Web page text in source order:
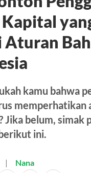
Aturan
kamu bahwa
memperhatikan
Jika belum, simak
ini.
Nana